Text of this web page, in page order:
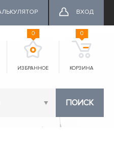
ВХОД
ИЗБРАННОЕ
0
КОРЗИНА
0
ПОИСК